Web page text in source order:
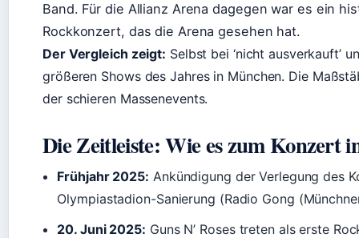
Band. Für die Allianz Arena dagegen war es ein
Rockkonzert, das die Arena gesehen hat.
Der Vergleich zeigt: Selbst bei ‘nicht ausverkauft’
größeren Shows des Jahres in München. Die
der schieren Massenevents.
Die Zeitleiste: Wie es zum Konzert
Frühjahr 2025: Ankündigung der Verlegung des
Olympiastadion-Sanierung (Radio Gong
20. Juni 2025: Guns N’ Roses treten als erste